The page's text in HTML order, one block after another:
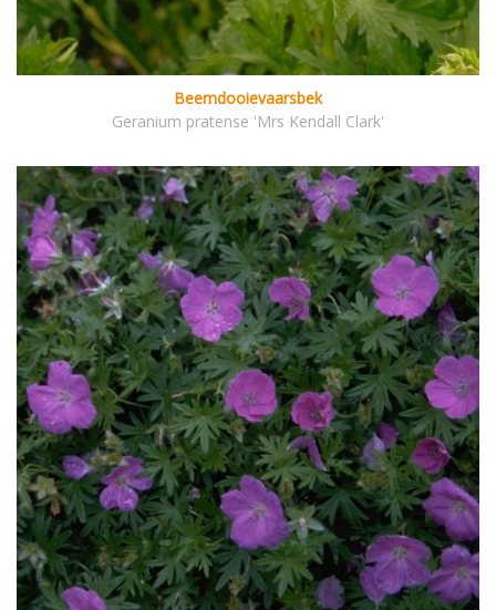
Beemdooievaarsbek
Geranium pratense 'Mrs Kendall Clark'